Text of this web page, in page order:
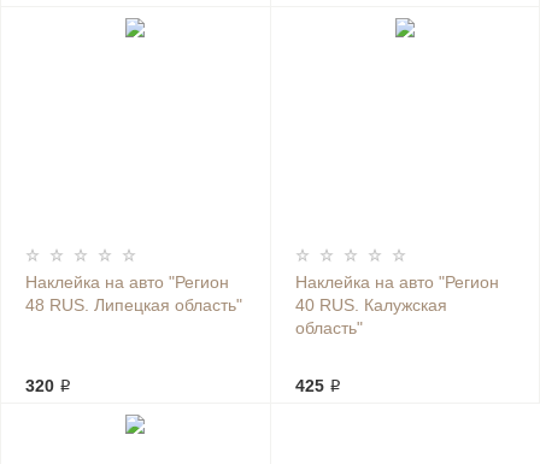
Наклейка на авто "Регион
48 RUS. Липецкая область"
320 ₽
Наклейка на авто "Регион
40 RUS. Калужская
область"
425 ₽